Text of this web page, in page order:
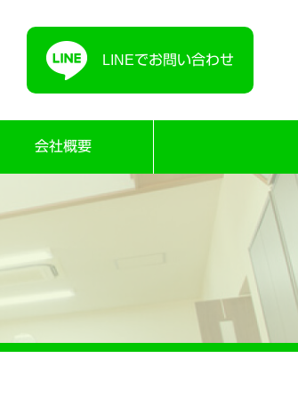
LINEでお問い合わせ
会社概要